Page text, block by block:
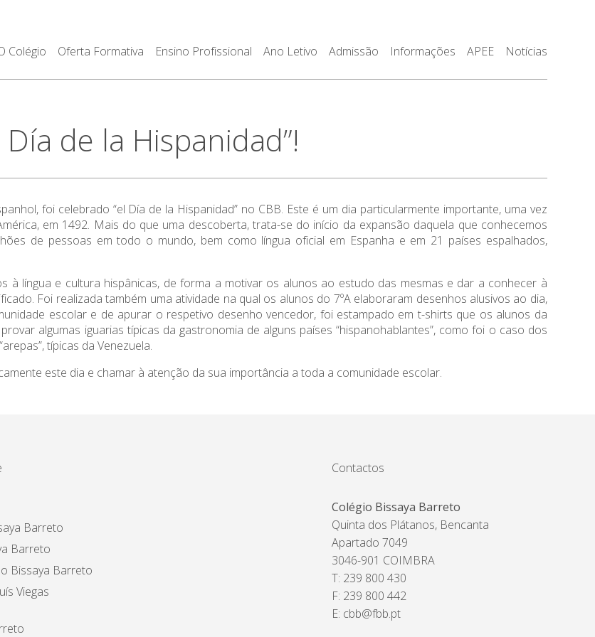
Colégio Oferta Formativa Ensino Profissional Ano Letivo Admissão Informações APEE Notícias
de la Hispanidad”!
foi celebrado “el Día de la Hispanidad” no CBB. Este é um dia particularmente importante, uma vez
em 1492. Mais do que uma descoberta, trata-se do início da expansão daquela que conhecemos
de pessoas em todo o mundo, bem como língua oficial em Espanha e em 21 países espalhados,
à língua e cultura hispânicas, de forma a motivar os alunos ao estudo das mesmas e dar a conhecer à
Foi realizada também uma atividade na qual os alunos do 7ºA elaboraram desenhos alusivos ao dia,
escolar e de apurar o respetivo desenho vencedor, foi estampado em t-shirts que os alunos da
algumas iguarias típicas da gastronomia de alguns países “hispanohablantes”, como foi o caso dos
típicas da Venezuela.
este dia e chamar à atenção da sua importância a toda a comunidade escolar.
Barreto
Barreto
Bissaya Barreto
Viegas
Contactos
Colégio Bissaya Barreto
Quinta dos Plátanos, Bencanta
Apartado 7049
3046-901 COIMBRA
T: 239 800 430
F: 239 800 442
E: cbb@fbb.pt